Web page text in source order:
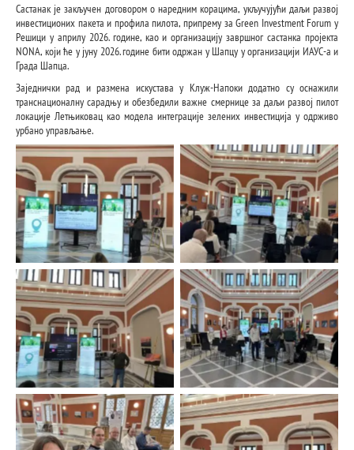
Састанак је закључен договором о наредним корацима, укључујући даљи развој
инвестиционих пакета и профила пилота, припрему за Green Investment Forum у
Решици у априлу 2026. године, као и организацију завршног састанка пројекта
NONA, који ће у јуну 2026. године бити одржан у Шапцу у организацији ИАУС-а и
Града Шапца.
Заједнички рад и размена искустава у Клуж-Напоки додатно су оснажили
транснационалну сарадњу и обезбедили важне смернице за даљи развој пилот
локације Летњиковац као модела интеграције зелених инвестиција у одрживо
урбано управљање.